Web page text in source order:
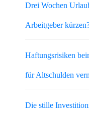
Drei Wochen
Arbeitgeber
Haftungsrisiken
für Altschulden
Die stille